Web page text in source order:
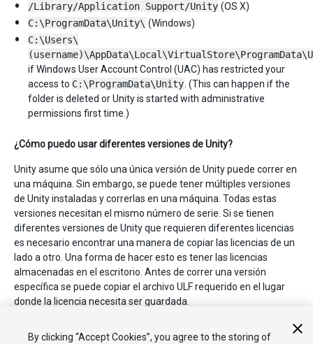
/Library/Application Support/Unity (OS X)
C:\ProgramData\Unity\ (Windows)
C:\Users\
if Windows User Account Control (UAC) has restricted your
access to C:\ProgramData\Unity . (This can happen if the
folder is deleted or Unity is started with administrative
permissions first time.)
¿Cómo puedo usar diferentes versiones de Unity?
Unity asume que sólo una única versión de Unity puede correr en
una máquina. Sin embargo, se puede tener múltiples versiones
de Unity instaladas y correrlas en una máquina. Todas estas
versiones necesitan el mismo número de serie. Si se tienen
diferentes versiones de Unity que requieren diferentes licencias
es necesario encontrar una manera de copiar las licencias de un
lado a otro. Una forma de hacer esto es tener las licencias
almacenadas en el escritorio. Antes de correr una versión
específica se puede copiar el archivo ULF requerido en el lugar
donde la licencia necesita ser guardada.
support@unity3d.com.
By clicking “Accept Cookies”, you agree to the storing of